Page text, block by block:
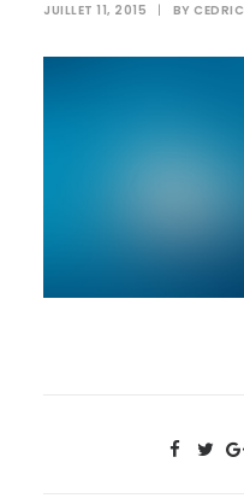
JUILLET 11, 2015 | BY CEDRIC